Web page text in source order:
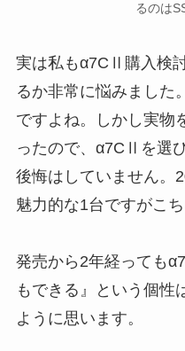
るのは
実は私もα7CⅡ購入検
るか非常に悩みました
ですよね。しかし実物
ったので、α7CⅡを選
後悔はしていません。
魅力的な1台ですがこ
発売から2年経っても
もできる』という個性
ように思います。